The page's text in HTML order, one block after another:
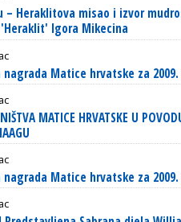
– Heraklitova misao i izvor
Igora Mikecina
nagrada Matice hrvatske za
MATICE HRVATSKE U
nagrada Matice hrvatske za